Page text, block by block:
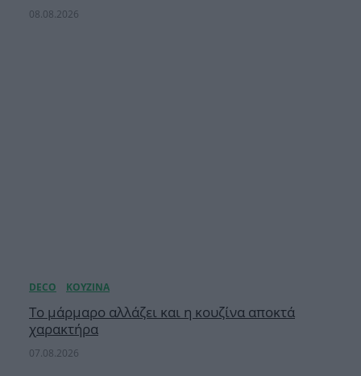
08.08.2026
Το μάρμαρο αλλάζει και η κουζίνα αποκτά
χαρακτήρα
07.08.2026